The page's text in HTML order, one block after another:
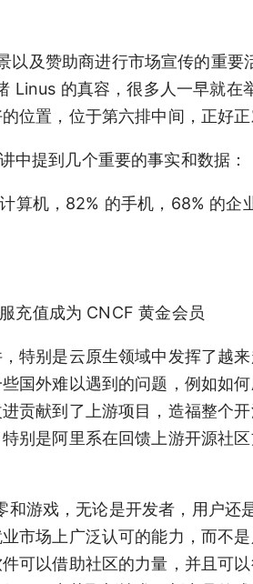
及赞助商进行市场宣传的重要
Linus 的真容，很多人一早就在
位置，位于第六排中间，正好正
提到几个重要的事实和数据：
算机，82% 的手机，68% 的企
充值成为 CNCF 黄金会员
特别是云原生领域中发挥了越
国外难以遇到的问题，例如如
贡献到了上游项目，造福整个
别是阿里系在回馈上游开源社
游戏，无论是开发者，用户还
市场上广泛认可的能力，而不
可以借助社区的力量，并且可